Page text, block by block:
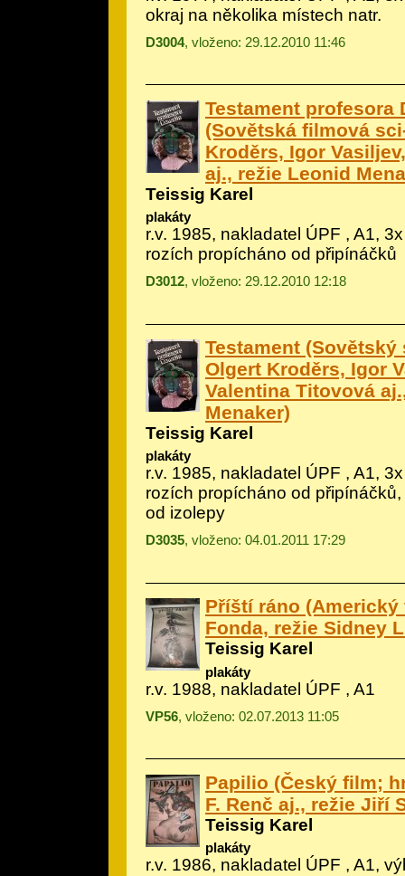
okraj na několika místech natr.
D3004, vloženo: 29.12.2010 11:46
Testament profesora
(Sovětská filmová
Kroděrs, Igor
aj., režie Leonid
Teissig Karel
plakáty
r.v. 1985, nakladatel ÚPF , A1,
rozích propícháno od připínáčků
D3012, vloženo: 29.12.2010 12:18
Testament
Olgert Kroděrs, Igor
Valentina Titovová
Menaker)
Teissig Karel
plakáty
r.v. 1985, nakladatel ÚPF , A1,
rozích propícháno od
od izolepy
D3035, vloženo: 04.01.2011 17:29
Příští ráno
Fonda, režie Sidney
Teissig Karel
plakáty
r.v. 1988, nakladatel ÚPF , A1
VP56, vloženo: 02.07.2013 11:05
Papilio (Český film;
F. Renč aj., režie Jiří
Teissig Karel
plakáty
r.v. 1986, nakladatel ÚPF , A1,